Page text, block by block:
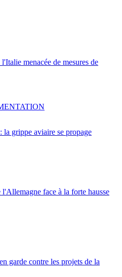
menacée de mesures de
la grippe aviaire se propage
face à la forte hausse
garde contre les projets de la